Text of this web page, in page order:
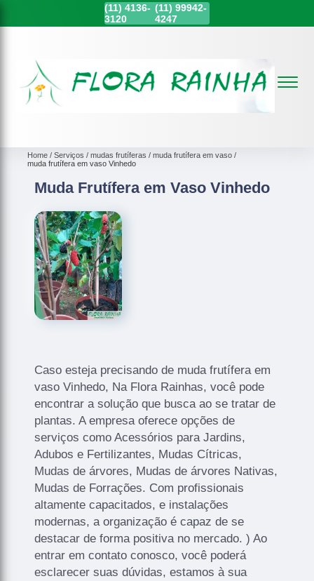
(11) 4136-
3120
(11)99942-
4247
Home Serviços mudas frutíferas
muda frutífera em vaso
muda frutífera em vaso Vinhedo
Muda Frutífera em Vaso Vinhedo
Caso esteja precisando de muda frutífera em
vaso Vinhedo, Na Flora Rainhas, você pode
encontrar a solução que busca ao se tratar de
plantas. A empresa oferece opções de
serviços como Acessórios para Jardins,
Adubos e Fertilizantes, Mudas Cítricas,
Mudas de árvores, Mudas de árvores Nativas,
Mudas de Forrações. Com profissionais
altamente capacitados, e instalações
modernas, a organização é capaz de se
destacar de forma positiva no mercado. ) Ao
entrar em contato conosco, você poderá
esclarecer suas dúvidas, estamos à sua